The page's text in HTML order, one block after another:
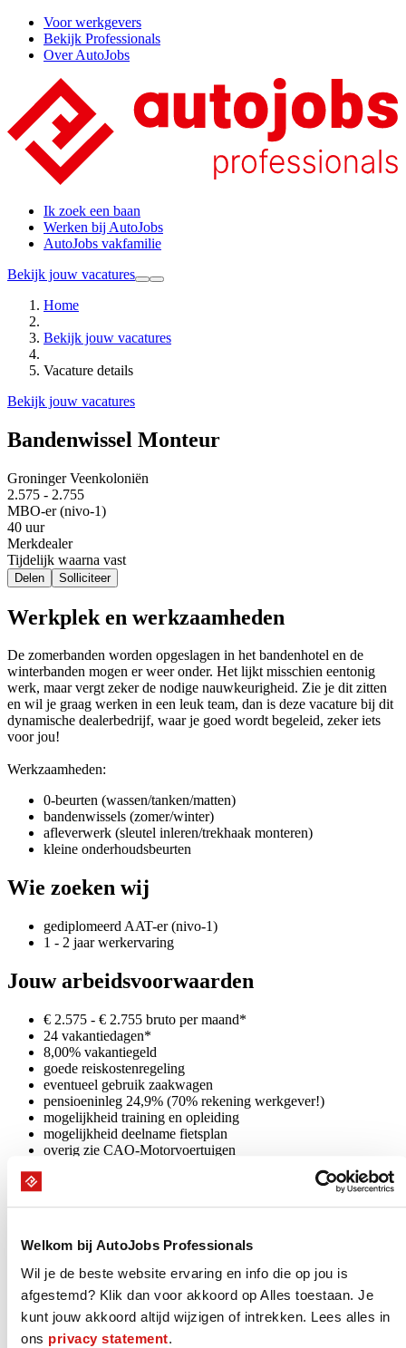
Welkom bij AutoJobs Professionals
Wil je de beste website ervaring en info die op jou is
afgestemd? Klik dan voor akkoord op Alles toestaan. Je
kunt jouw akkoord altijd wijzigen of intrekken. Lees alles in
ons privacy statement.
Voor werkgevers
Bekijk Professionals
Over AutoJobs
Ik zoek een baan
Werken bij AutoJobs
AutoJobs vakfamilie
Bekijk jouw vacatures
Home
Bekijk jouw vacatures
Vacature details
Bekijk jouw vacatures
Bandenwissel Monteur
Groninger Veenkoloniën
2.575 - 2.755
MBO-er (nivo-1)
40 uur
Merkdealer
Tijdelijk waarna vast
Delen Solliciteer
Werkplek en werkzaamheden
De zomerbanden worden opgeslagen in het bandenhotel en de
winterbanden mogen er weer onder. Het lijkt misschien eentonig
werk, maar vergt zeker de nodige nauwkeurigheid. Zie je dit zitten
en wil je graag werken in een leuk team, dan is deze vacature bij dit
dynamische dealerbedrijf, waar je goed wordt begeleid, zeker iets
voor jou!
Werkzaamheden:
0-beurten (wassen/tanken/matten)
bandenwissels (zomer/winter)
afleverwerk (sleutel inleren/trekhaak monteren)
kleine onderhoudsbeurten
Wie zoeken wij
gediplomeerd AAT-er (nivo-1)
1 - 2 jaar werkervaring
Jouw arbeidsvoorwaarden
€ 2.575 - € 2.755 bruto per maand*
24 vakantiedagen*
8,00% vakantiegeld
goede reiskostenregeling
eventueel gebruik zaakwagen
pensioeninleg 24,9% (70% rekening werkgever!)
mogelijkheid training en opleiding
mogelijkheid deelname fietsplan
overig zie CAO-Motorvoertuigen
* (indicatie obv 40 - 45 urige werkweek)
We helpen je graag bij het vinden van jouw juiste nieuwe baan. Dat
kan op verschillende manieren. Je kunt bij ons aan de slag als
AutoJobs Professional, je wordt lid van onze Community en laat je
projectmatig detacheren of uitzenden bij onze vaste relaties. Direct
in dienst bij je nieuwe werkgever kan natuurlijk ook. Neemcontact
met ons op of solliciteer direct op deze vacature.